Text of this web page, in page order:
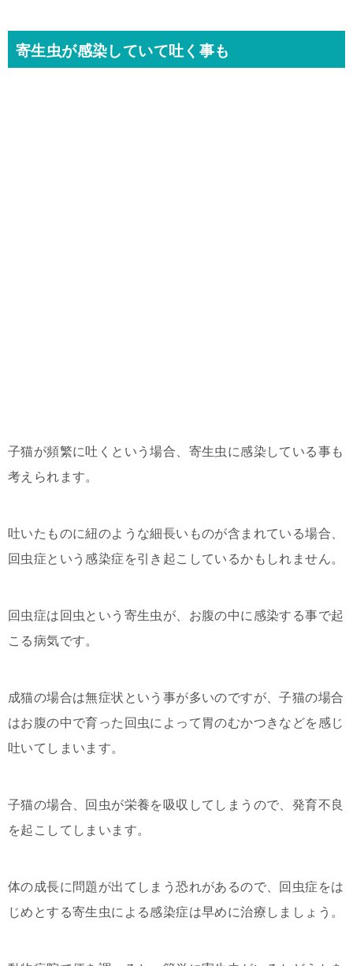
寄生虫が感染していて吐く事も
子猫が頻繁に吐くという場合、寄生虫に感染している事も
考えられます。
吐いたものに紐のような細長いものが含まれている場合、
回虫症という感染症を引き起こしているかもしれません。
回虫症は回虫という寄生虫が、お腹の中に感染する事で起
こる病気です。
成猫の場合は無症状という事が多いのですが、子猫の場合
はお腹の中で育った回虫によって胃のむかつきなどを感じ
吐いてしまいます。
子猫の場合、回虫が栄養を吸収してしまうので、発育不良
を起こしてしまいます。
体の成長に問題が出てしまう恐れがあるので、回虫症をは
じめとする寄生虫による感染症は早めに治療しましょう。